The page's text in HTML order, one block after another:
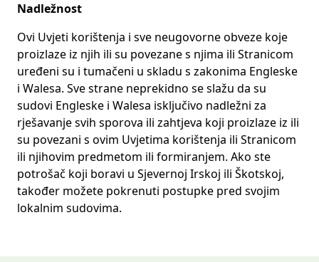
Nadležnost
Ovi Uvjeti korištenja i sve neugovorne obveze koje
proizlaze iz njih ili su povezane s njima ili Stranicom
uređeni su i tumačeni u skladu s zakonima Engleske
i Walesa. Sve strane neprekidno se slažu da su
sudovi Engleske i Walesa isključivo nadležni za
rješavanje svih sporova ili zahtjeva koji proizlaze iz ili
su povezani s ovim Uvjetima korištenja ili Stranicom
ili njihovim predmetom ili formiranjem. Ako ste
potrošač koji boravi u Sjevernoj Irskoj ili Škotskoj,
također možete pokrenuti postupke pred svojim
lokalnim sudovima.